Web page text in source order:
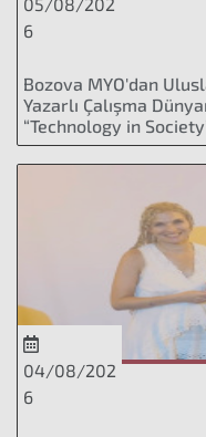
6
Bozova MYO'dan
Yazarlı Çalışma
“Technology in
04/08/202
6